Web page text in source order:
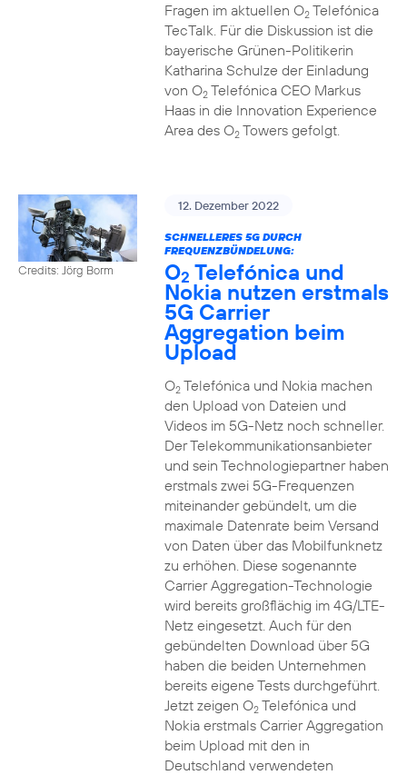
Fragen im aktuellen O2Telefónica
TecTalk. Für die Diskussion ist die
bayerische Grünen-Politikerin
Katharina Schulze der Einladung
von O2Telefónica CEO Markus
Haas in die Innovation Experience
Area des O2Towers gefolgt.
Credits: Jörg Borm
12. Dezember 2022
SCHNELLERES 5G DURCH
FREQUENZBÜNDELUNG:
O2 Telefónica und
Nokia nutzen erstmals
5G Carrier
Aggregation beim
Upload
O2Telefónica und Nokia machen
den Upload von Dateien und
Videos im 5G-Netz noch schneller.
Der Telekommunikationsanbieter
und sein Technologiepartner haben
erstmals zwei 5G-Frequenzen
miteinander gebündelt, um die
maximale Datenrate beim Versand
von Daten über das Mobilfunknetz
zu erhöhen. Diese sogenannte
Carrier Aggregation-Technologie
wird bereits großflächig im 4G/LTE-
Netz eingesetzt. Auch für den
gebündelten Download über 5G
haben die beiden Unternehmen
bereits eigene Tests durchgeführt.
Jetzt zeigen O2Telefónica und
Nokia erstmals Carrier Aggregation
beim Upload mit den in
Deutschland verwendeten